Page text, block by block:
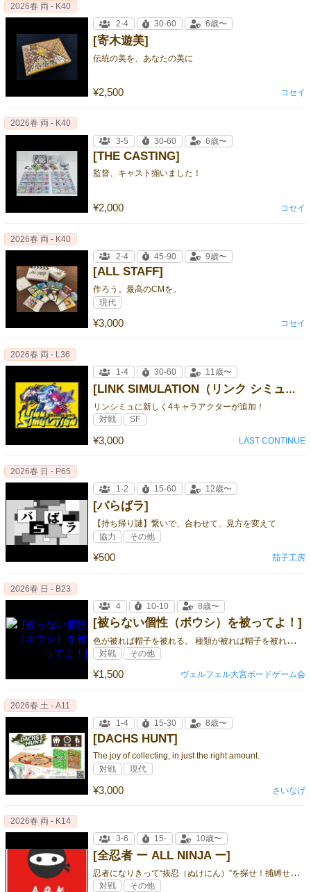
[寄木遊美]
伝統の美を、あなたの美に
¥2,500
2026春 両 - K40
2-4
30-60 6歳〜
コセイ
[THE CASTING]
監督、キャスト揃いました！
¥2,000
2026春 両 - K40
3-5
30-60 6歳〜
コセイ
[ALL STAFF]
作ろう。最高のCMを。
¥3,000
2026春 両 - K40
2-4
45-90 9歳〜
現代
コセイ
[LINK SIMULATION（リンク シミュレーション）追加キャラクターセット①]
リンシミュに新しく4キャラアクターが追加！
¥3,000
2026春 両 - L36
1-4
30-60 11歳〜
対戦 SF
LAST CONTINUE
[バらばラ]
【持ち帰り謎】繋いで、合わせて、見方を変えて
¥500
2026春 日 - P65
1-2
15-60 12歳〜
協力 その他
茄子工房
[被らない個性（ボウシ）を被ってよ！]
色
が被れば帽子を被れる。 種類が被れば帽子を被れない。 被らない個性を手に入れるのは誰だ！？
¥1,500
2026春 日 - B23
4
10-10 8歳〜
対戦 その他
ヴェルフェル大宮ボードゲーム会
[DACHS HUNT]
The joy of collecting, in just the right amount.
¥3,000
2026春 土 - A11
1-4
15-30 8歳〜
対戦 現代
さいなげ
[全忍者 ー ALL NINJA ー]
忍
者になりきって“抜忍（ぬけにん）”を探せ！捕縛せよ！
2026春 両 - K14
3-6
15- 10歳〜
対戦 その他